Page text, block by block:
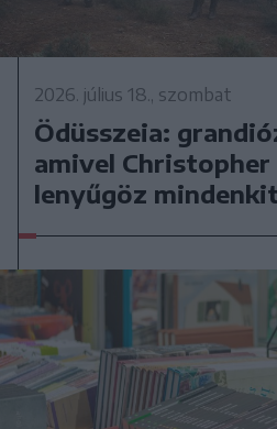
2026. július 18., szombat
Ödüsszeia:
amivel
lenyűgöz mindenkit